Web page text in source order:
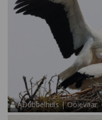
ADubbelhuis | Ooievaar